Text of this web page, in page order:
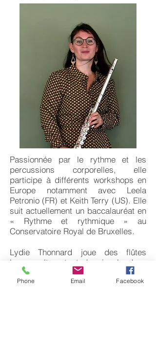
Passionnée par le rythme et les
percussions corporelles, elle
participe à différents workshops en
Europe notamment avec Leela
Petronio (FR) et Keith Terry (US). Elle
suit actuellement un baccalauréat en
« Rythme et rythmique » au
Conservatoire Royal de Bruxelles.
Lydie Thonnard joue des flûtes
basse, alto, ut et du piccolo dans
différents projets dont le duo Auster
Loo avec Simon Leleux
Phone Email Facebook